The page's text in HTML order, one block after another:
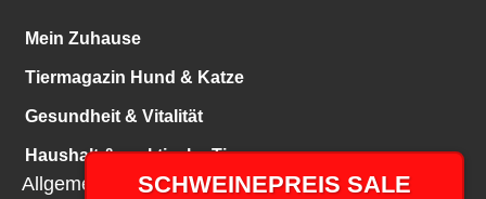
Mein Zuhause
Tiermagazin Hund & Katze
Gesundheit & Vitalität
Haushalt & praktische Tipps
Allgemeines SCHWEINEPREIS SALE